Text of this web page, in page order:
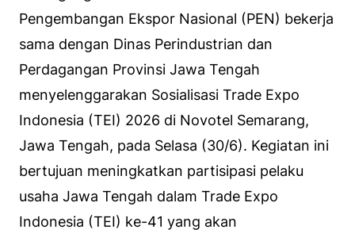
Pengembangan Ekspor Nasional (PEN) bekerja
sama dengan Dinas Perindustrian dan
Perdagangan Provinsi Jawa Tengah
menyelenggarakan Sosialisasi Trade Expo
Indonesia (TEI) 2026 di Novotel Semarang,
Jawa Tengah, pada Selasa (30/6). Kegiatan ini
bertujuan meningkatkan partisipasi pelaku
usaha Jawa Tengah dalam Trade Expo
Indonesia (TEI) ke-41 yang akan